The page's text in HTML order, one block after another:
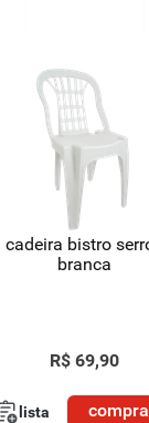
cadeira bistro
branca
R$ 69,90
lista